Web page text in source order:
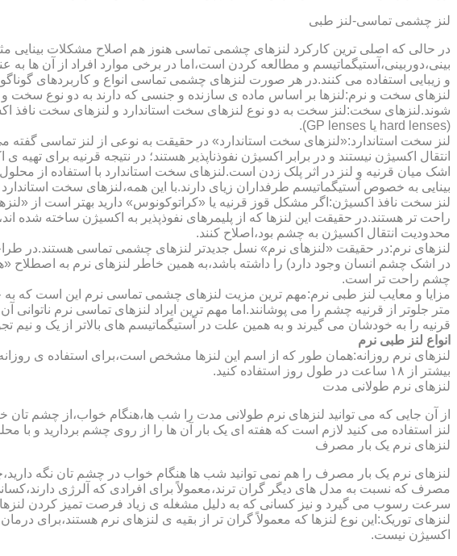
لنز چشمی تماسی-لنز طبی
در حالی که اصلی ترین کارکرد لنزهای چشمی تماسی هنوز هم اصلاح مشکلات بینایی
بینی،دوربینی،آستیگماتیسم و مطالعه کردن است،اما در برخی موارد افراد از آن ها به
و زیبایی استفاده می کنند.در هر صورت لنزهای چشمی تماسی انواع و کاربردهای
لنزهای سخت و نرم:لنزها بر اساس ماده ی سازنده و جنسی که دارند به دو نوع سخت
شوند.لنزهای سخت:لنز سخت به دو نوع لنزهای سخت استاندارد و لنزهای سخت نافذ
(hard lenses یا GP lenses).
لنز سخت استاندارد:«لنزهای سخت استاندارد» در حقیقت به نوعی از لنز تماسی گفته
انتقال اکسیژن نیستند و در برابر اکسیژن نفوذناپذیر هستند؛ در نتیجه قرنیه برای تهیه
اشک میان قرنیه و لنز در اثر پلک زدن است.لنزهای سخت استاندارد با استفاده از
بینایی به خصوص آستیگماتیسم طرفداران زیای دارند.با این همه،لنزهای سخت
لنز سخت نافذ اکسیژن:اگر مشکل قوز قرنیه یا «کراتوکونوس» دارید بهتر است از
محدودیت انتقال اکسیژن به چشم بود،اصلاح کنند.
لنزهای نرم:در حقیقت «لنزهای نرم» نسل جدیدتر لنزهای چشمی تماسی هستند.در
در اشک چشم انسان وجود دارد) را داشته باشد،به همین خاطر لنزهای نرم به
چشم راحت تر است.
مزایا و معایب لنز طبی نرم:مهم ترین مزیت لنزهای چشمی تماسی نرم این است که به
متر جلوتر از قرنیه چشم را می پوشانند.اما مهم ترین ایراد لنزهای تماسی نرم
قرنیه را به خودشان می گیرند و به همین علت در آستیگماتیسم های بالاتر از یک و
انواع لنز طبی نرم
لنزهای نرم روزانه:همان طور که از اسم این لنزها مشخص است،برای استفاده ی
بیشتر از ۱۸ ساعت در طول روز استفاده کنید.
لنزهای نرم طولانی مدت
از آن جایی که می توانید لنزهای نرم طولانی مدت را شب ها،هنگام خواب،از چشم تان
لنز استفاده می کنید لازم است که هفته ای یک بار آن ها را از روی چشم بردارید و
لنزهای نرم یک بار مصرف
لنزهای نرم یک بار مصرف را هم نمی توانید شب ها هنگام خواب در چشم تان نگه
مصرف که نسبت به مدل های دیگر گران ترند،معمولاً برای افرادی که آلرژی
سرعت رسوب می گیرد و نیز کسانی که به دلیل مشغله ی زیاد فرصت تمیز کردن لنزها
لنزهای توریک:این نوع لنزها که معمولاً گران تر از بقیه ی لنزهای نرم هستند،برای
اکسیژن نیست.